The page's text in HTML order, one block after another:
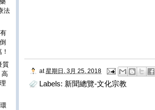
at 星期日, 3月 25, 2018
Labels: 新聞總覽-文化宗教
法
質
高